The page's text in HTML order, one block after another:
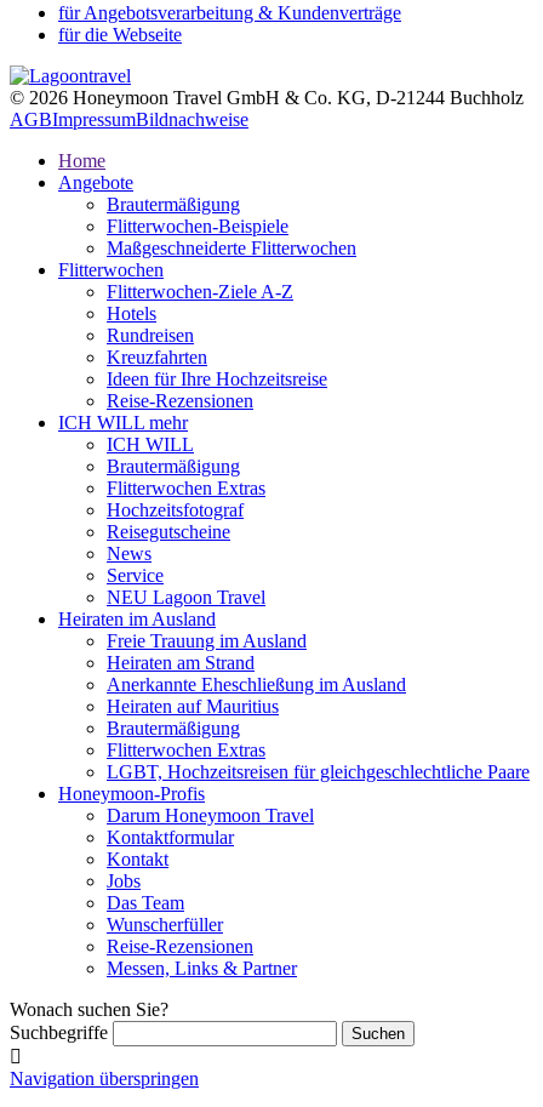
für Angebotsverarbeitung & Kundenverträge
für die Webseite
© 2026 Honeymoon Travel GmbH & Co. KG, D-21244 Buchholz
AGBImpressumBildnachweise
Home
Angebote
Brautermäßigung
Flitterwochen-Beispiele
Maßgeschneiderte Flitterwochen
Flitterwochen
Flitterwochen-Ziele A-Z
Hotels
Rundreisen
Kreuzfahrten
Ideen für Ihre Hochzeitsreise
Reise-Rezensionen
ICH WILL mehr
ICH WILL
Brautermäßigung
Flitterwochen Extras
Hochzeitsfotograf
Reisegutscheine
News
Service
NEU Lagoon Travel
Heiraten im Ausland
Freie Trauung im Ausland
Heiraten am Strand
Anerkannte Eheschließung im Ausland
Heiraten auf Mauritius
Brautermäßigung
Flitterwochen Extras
LGBT, Hochzeitsreisen für gleichgeschlechtliche Paare
Honeymoon-Profis
Darum Honeymoon Travel
Kontaktformular
Kontakt
Jobs
Das Team
Wunscherfüller
Reise-Rezensionen
Messen, Links & Partner
Wonach suchen Sie?
Suchbegriffe
Navigation überspringen